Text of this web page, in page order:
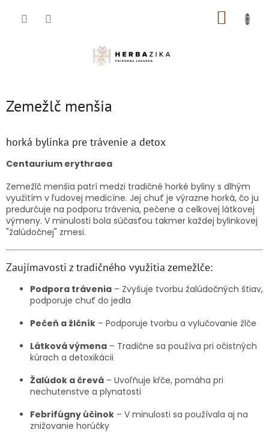
Zemežlč menšia
horká bylinka pre trávenie a detox
Centaurium erythraea
Zemežlč menšia patrí medzi tradičné horké byliny s dlhým
využitím v ľudovej medicíne. Jej chuť je výrazne horká, čo ju
predurčuje na podporu trávenia, pečene a celkovej látkovej
výmeny. V minulosti bola súčasťou takmer každej bylinkovej
"žalúdočnej" zmesi.
Zaujímavosti z tradičného využitia zemežlče:
Podpora trávenia – Zvyšuje tvorbu žalúdočných štiav,
podporuje chuť do jedla
Pečeň a žlčník – Podporuje tvorbu a vylučovanie žlče
Látková výmena – Tradične sa používa pri očistných
kúrach a detoxikácii
Žalúdok a črevá – Uvoľňuje kŕče, pomáha pri
nechutenstve a plynatosti
Febrifúgny účinok – V minulosti sa používala aj na
znižovanie horúčky